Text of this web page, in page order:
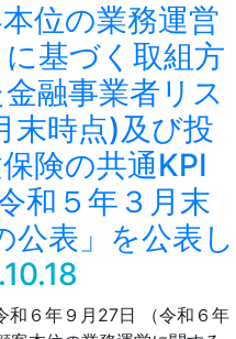
位の業務運営
基づく取組方
融事業者リス
末時点)及び投
険の共通KPI
和５年３月末
公表」を公表し
６年９月27日 （令和６年